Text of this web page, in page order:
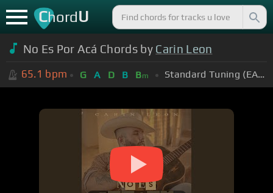
ChordU
No Es Por Acá Chords by Carin Leon
65.1 bpm G A D B Bm Standard Tuning (EADGBE)